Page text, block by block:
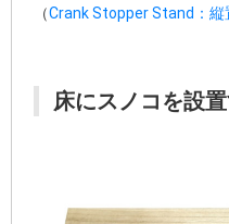
（Crank Stopper Stand：縦
床にスノコを設